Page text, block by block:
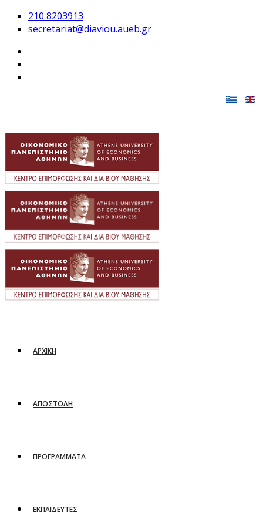
210 8203913
secretariat@diaviou.aueb.gr
ΑΡΧΙΚΗ
ΑΠΟΣΤΟΛΗ
ΠΡΟΓΡΑΜΜΑΤΑ
ΕΚΠΑΙΔΕΥΤΕΣ